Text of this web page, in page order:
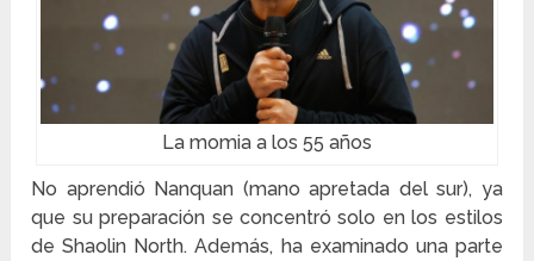
La momia a los 55 años
No aprendió Nanquan (mano apretada del sur), ya
que su preparación se concentró solo en los estilos
de Shaolin North. Además, ha examinado una parte